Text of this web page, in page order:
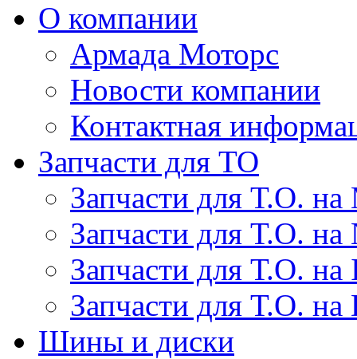
О компании
Армада Моторс
Новости компании
Контактная
Запчасти для ТО
Запчасти для Т.О. на
Запчасти для Т.О. на
Запчасти для Т.О.
Запчасти для Т.О. на
Шины и диски